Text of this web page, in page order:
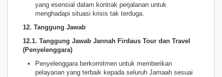
yang esensial dalam kontrak perjalanan untuk
menghadapi situasi krisis tak terduga.
12. Tanggung Jawab
12.1. Tanggung Jawab Jannah Firdaus Tour dan Travel
(Penyelenggara)
Penyelenggara berkomitmen untuk memberikan
pelayanan yang terbaik kepada seluruh Jamaah sesuai